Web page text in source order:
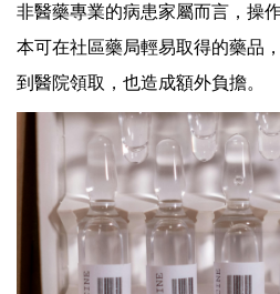
非醫藥專業的病患家屬而言，操
本可在社區藥局輕易取得的藥品
到醫院領取，也造成額外負擔。